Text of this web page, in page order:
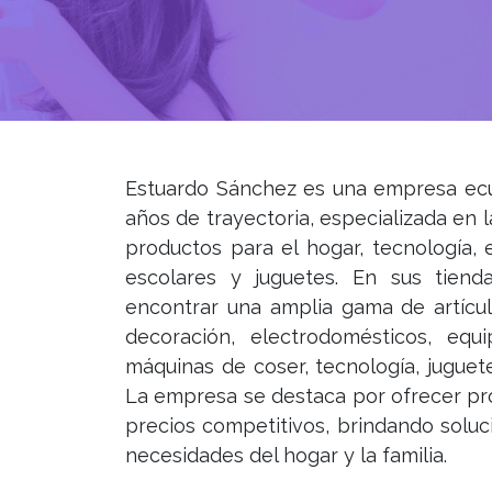
Estuardo Sánchez es una empresa
años de trayectoria, especializada en
productos para el hogar, tecnología,
escolares y juguetes. En sus
encontrar una amplia gama de
decoración, electrodomésticos,
máquinas de coser, tecnología,
La empresa se destaca por ofrecer
precios competitivos, brindando
necesidades del hogar y la familia.